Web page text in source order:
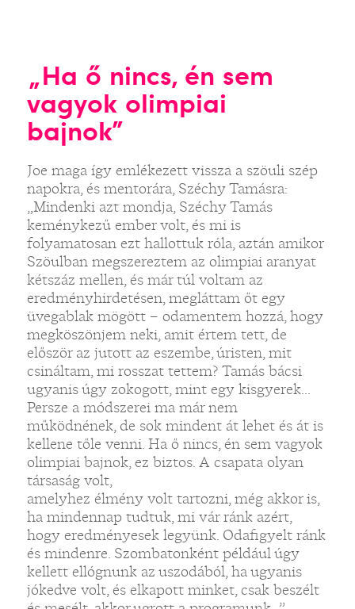
„Ha ő nincs, én sem
vagyok olimpiai
bajnok”
Joe maga így emlékezett vissza a szöuli szép
napokra, és mentorára, Széchy Tamásra:
„Mindenki azt mondja, Széchy Tamás
keménykezű ember volt, és mi is
folyamatosan ezt hallottuk róla, aztán amikor
Szöulban megszereztem az olimpiai aranyat
kétszáz mellen, és már túl voltam az
eredményhirdetésen, megláttam őt egy
üvegablak mögött – odamentem hozzá, hogy
megköszönjem neki, amit értem tett, de
először az jutott az eszembe, úristen, mit
csináltam, mi rosszat tettem? Tamás bácsi
ugyanis úgy zokogott, mint egy kisgyerek...
Persze a módszerei ma már nem
működnének, de sok mindent át lehet és át is
kellene tőle venni. Ha ő nincs, én sem vagyok
olimpiai bajnok, ez biztos. A csapata olyan
társaság volt,
amelyhez élmény volt tartozni, még akkor is,
ha mindennap tudtuk, mi vár ránk azért,
hogy eredményesek legyünk. Odafigyelt ránk
és mindenre. Szombatonként például úgy
kellett ellógnunk az uszodából, ha ugyanis
jókedve volt, és elkapott minket, csak beszélt